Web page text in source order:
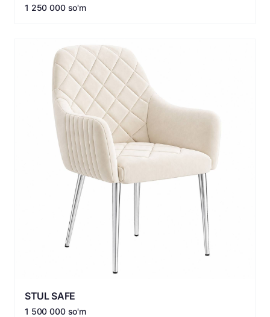
1 250 000 so'm
STUL SAFE
1 500 000 so'm